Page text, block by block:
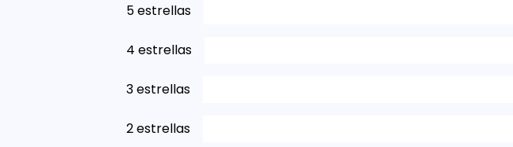
5 estrellas
4 estrellas
3 estrellas
2 estrellas